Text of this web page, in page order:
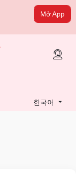
Mở App
한국어